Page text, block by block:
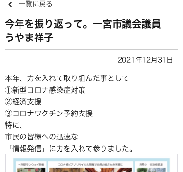
一覧に戻る
今年を振り返って。一宮市議会議員
うやま祥子
2021年12月31日
本年、力を入れて取り組んだ事として
①新型コロナ感染症対策
②経済支援
③コロナワクチン予約支援
特に、
市民の皆様への迅速な
「情報発信」に力を入れて参りました。